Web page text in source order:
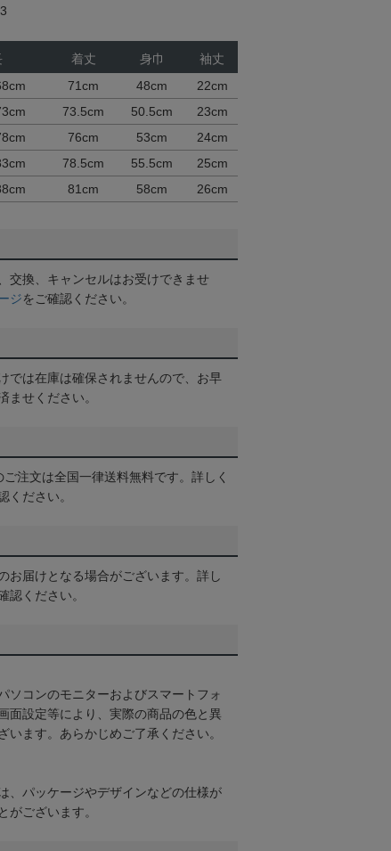
着丈 身巾
袖丈
71cm 48cm
22cm
73.5cm 50.5cm
23cm
76cm 53cm
24cm
78.5cm 55.5cm
25cm
81cm 58cm 26cm
交換、キャンセルはお受けできませ
ジをご確認ください。
では在庫は確保されませんので、お早
ませください。
ご注文は全国一律送料無料です。詳しく
ください。
お届けとなる場合がございます。詳し
認ください。
ソコンのモニターおよびスマートフォ
面設定等により、実際の商品の色と異
います。あらかじめご了承ください。
、パッケージやデザインなどの仕様が
がございます。